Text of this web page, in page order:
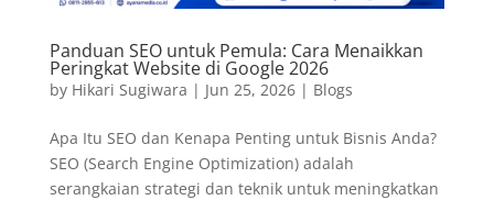
Panduan SEO untuk Pemula: Cara Menaikkan
Peringkat Website di Google 2026
by Hikari Sugiwara | Jun 25, 2026| Blogs
Apa Itu SEO dan Kenapa Penting untuk Bisnis Anda?
SEO (Search Engine Optimization) adalah
serangkaian strategi dan teknik untuk meningkatkan